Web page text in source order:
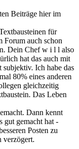
Beiträge hier im
für
Forum auch schon
Dein Chef w i l l also
hat das auch mit
Ich habe das
80% eines anderen
gleichzeitig
Das Leben
Dann kennt
gut gemacht hat -
Posten zu
verzögert.